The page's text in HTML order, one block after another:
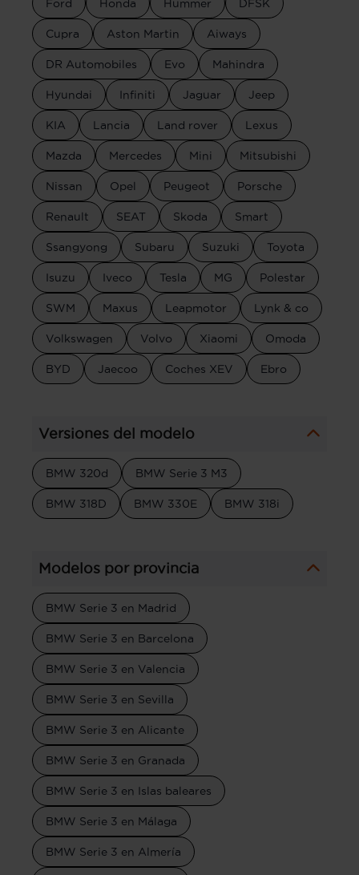
Ford Honda Hummer DFSK
Cupra Aston Martin Aiways
DR Automobiles Evo Mahindra
Hyundai Infiniti Jaguar Jeep
KIA Lancia Land rover Lexus
Mazda Mercedes Mini Mitsubishi
Nissan Opel Peugeot Porsche
Renault SEAT Skoda Smart
Ssangyong Subaru Suzuki Toyota
Isuzu Iveco Tesla MG Polestar
SWM Maxus Leapmotor Lynk & co
Volkswagen Volvo Xiaomi Omoda
BYD Jaecoo Coches XEV Ebro
Versiones del modelo
BMW 320d BMW Serie 3 M3
BMW 318D BMW 330E BMW 318i
Modelos por provincia
BMW Serie 3 en Madrid
BMW Serie 3 en Barcelona
BMW Serie 3 en Valencia
BMW Serie 3 en Sevilla
BMW Serie 3 en Alicante
BMW Serie 3 en Granada
BMW Serie 3 en Islas baleares
BMW Serie 3 en Málaga
BMW Serie 3 en Almería